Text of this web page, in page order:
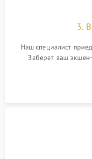
3.
Наш специалист
Заберет ваш